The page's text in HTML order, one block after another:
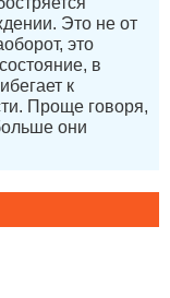
Это не от
это
в
к
Проще говоря,
они